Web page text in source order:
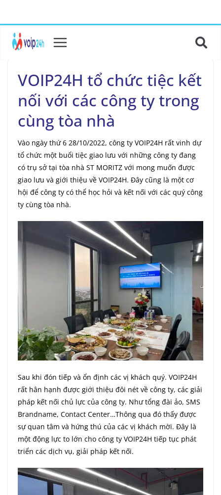
VOIP24H tổ chức tiệc kết
nối với các công ty trong
cùng tòa nhà
Vào ngày thứ 6 28/10/2022, công ty VOIP24H rất vinh dự
tổ chức một buổi tiệc giao lưu với những công ty đang
có trụ sở tại tòa nhà ST MORITZ với mong muốn được
giao lưu và giới thiệu về VOIP24H. Đây cũng là một cơ
hội để công ty có thể học hỏi và kết nối với các quý công
ty cùng tòa nhà.
Sau khi đón tiếp và ổn định các vị khách quý. VOIP24H
rất hân hạnh được giới thiệu đôi nét về công ty, các giải
pháp kết nối chủ lực của công ty. Như tổng đài ảo, SMS
Brandname, Contact Center…Thông qua đó thấy được
sự quan tâm và hứng thú của các vị khách mời. Đây là
một động lực to lớn cho công ty VOIP24H tiếp tục phát
triển các dịch vụ, giải pháp kết nối.